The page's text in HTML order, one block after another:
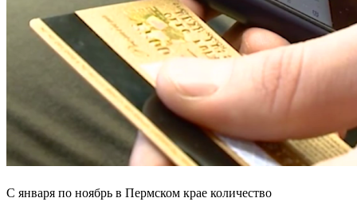
С января по ноябрь в Пермском крае количество